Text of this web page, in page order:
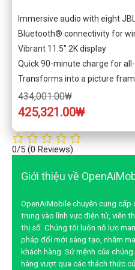
Immersive audio with eight JBL
Bluetooth® connectivity for
Vibrant 11.5″ 2K display
Quick 90-minute charge for all-
Transforms into a picture
434,001.00₩
425,321.00₩
0/5 (0 Reviews)
Giới thiệu về
OpenAiMobile chuyên cung cấp
trung vào lĩnh vực điện tử, viễn
thị số. Chúng tôi luôn nỗ lực
pháp đổi mới sáng tạo, nhằm
khách hàng. Sứ mệnh của
hàng vượt qua các thách thức